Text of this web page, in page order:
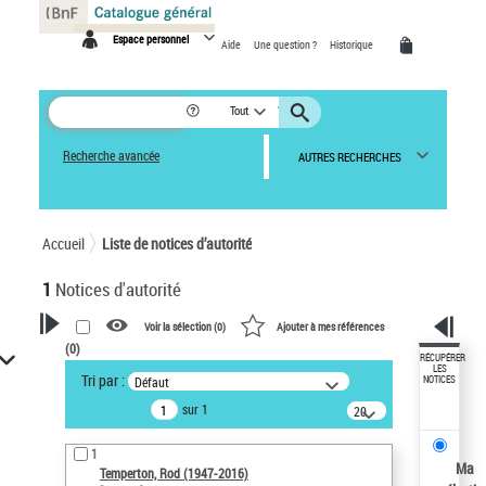
Espace personnel Aide Une question ? Historique
Tout
Recherche avancée AUTRES RECHERCHES
Accueil Liste de notices d’autorité
1 Notices d'autorité
VOTRE RECHERCHE
Recherche avancée dans les
notices d’autorité
Œuvres liées à l'auteur :
Temperton, Rod (1947-2016)
Voir la sélection (0) Ajouter à mes références
(0)
Tri par : Défaut
sur 1
20
résultats/page
1
Temperton, Rod (1947-2016)
RÉCUPÉRER
LES
NOTICES
Ma
Panneau de gestion des cookies